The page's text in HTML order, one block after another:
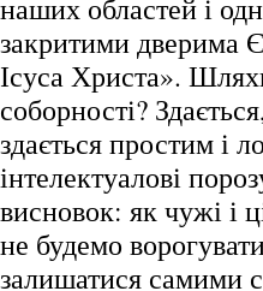
наших областей і
закритими дверима
Ісуса Христа».
соборності?
здається простим і
інтелектуалові
висновок: як чужі і
не будемо
залишатися самими